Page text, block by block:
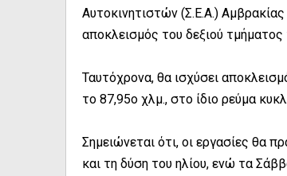
Αυτοκινητιστών (Σ.Ε.Α.)
αποκλεισμός του δεξιού
Ταυτόχρονα, θα ισχύσει
το 87,95ο χλμ., στο ίδιο ρεύμα
Σημειώνεται ότι, οι εργασίες θα
και τη δύση του ηλίου, ενώ τα